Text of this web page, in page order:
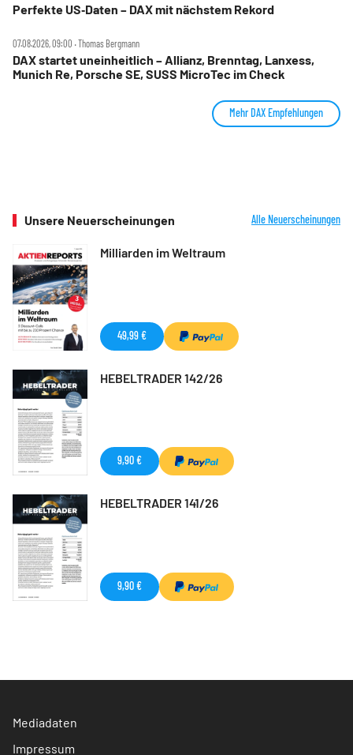
Perfekte US‑Daten – DAX mit nächstem Rekord
07.08.2026, 09:00 ‧ Thomas Bergmann
DAX startet uneinheitlich – Allianz, Brenntag, Lanxess,
Munich Re, Porsche SE, SUSS MicroTec im Check
Mehr DAX Empfehlungen
Unsere Neuerscheinungen Alle Neuerscheinungen
Milliarden im Weltraum
49,99 €
HEBELTRADER 142/26
9,90 €
HEBELTRADER 141/26
9,90 €
Mediadaten
Impressum